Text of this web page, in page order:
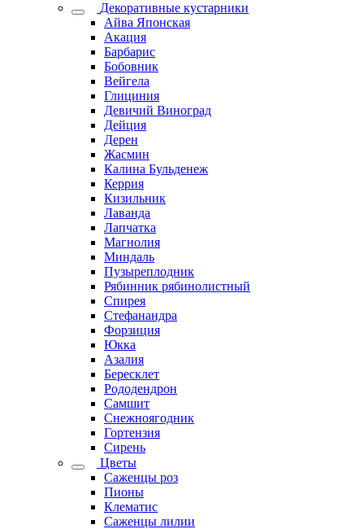
Декоративные кустарники
Айва Японская
Акация
Барбарис
Бобовник
Вейгела
Глициния
Девичий Виноград
Дейция
Дерен
Жасмин
Калина Бульденеж
Керрия
Кизильник
Лаванда
Лапчатка
Магнолия
Миндаль
Пузыреплодник
Рябинник рябинолистный
Спирея
Стефанандра
Форзиция
Юкка
Азалия
Бересклет
Рододендрон
Самшит
Снежноягодник
Гортензия
Сирень
Цветы
Саженцы роз
Пионы
Клематис
Саженцы лилии